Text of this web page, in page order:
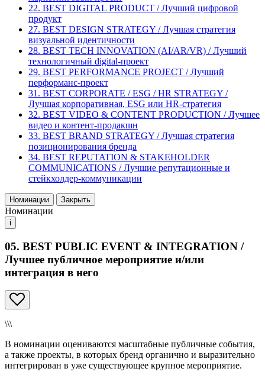
22. BEST DIGITAL PRODUCT / Лучший цифровой
продукт
27. BEST DESIGN STRATEGY / Лучшая стратегия
визуальной идентичности
28. BEST TECH INNOVATION (AI/AR/VR) / Лучший
технологичный digital-проект
29. BEST PERFORMANCE PROJECT / Лучший
перформанс-проект
31. BEST CORPORATE / ESG / HR STRATEGY /
Лучшая корпоративная, ESG или HR-стратегия
32. BEST VIDEO & CONTENT PRODUCTION / Лучшее
видео и контент-продакшн
33. BEST BRAND STRATEGY / Лучшая стратегия
позиционирования бренда
34. BEST REPUTATION & STAKEHOLDER
COMMUNICATIONS / Лучшие репутационные и
стейкхолдер-коммуникации
Номинации Закрыть
Номинации
i
05. BEST PUBLIC EVENT & INTEGRATION /
Лучшее публичное мероприятие и/или
интеграция в него
\\\
В номинации оцениваются масштабные публичные события,
а также проекты, в которых бренд органично и выразительно
интегрирован в уже существующее крупное мероприятие.